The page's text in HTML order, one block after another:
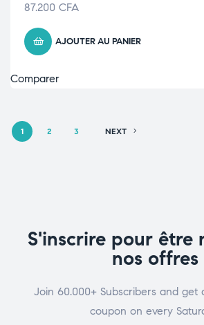
87.200 CFA
AJOUTER AU PANIER
Comparer
1 2 3 NEXT
S'inscrire pour être
nos offres
Join 60.000+ Subscribers and get
coupon on every